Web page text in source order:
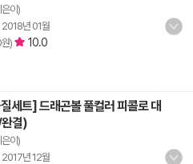
이)
2018년 01월
) 10.0
세트] 드래곤볼 풀컬러 피콜로 대
결)
이)
2017년 12월